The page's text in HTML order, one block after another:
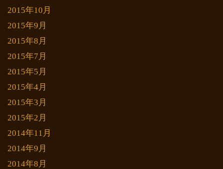
2015年10月
2015年9月
2015年8月
2015年7月
2015年5月
2015年4月
2015年3月
2015年2月
2014年11月
2014年9月
2014年8月